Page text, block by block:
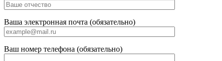
Ваша электронная почта (обязательно)
Ваш номер телефона (обязательно)